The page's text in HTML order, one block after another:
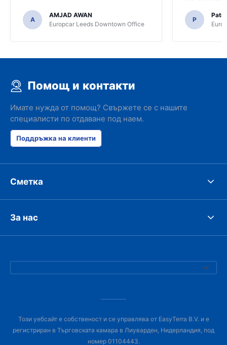
A
AMJAD AWAN
Europcar Leeds Downtown Office
time of
P
Помощ и контакти
Имате нужда от помощ? Свържете се с нашите
специалисти по отдаване под наем.
Поддръжка на клиенти
Сметка
За нас
Този уебсайт е собственост и се управлява от EasyTerra B.V. и е
регистриран в Търговската камара в Лиуварден, Нидерландия, под
номер 01104443.